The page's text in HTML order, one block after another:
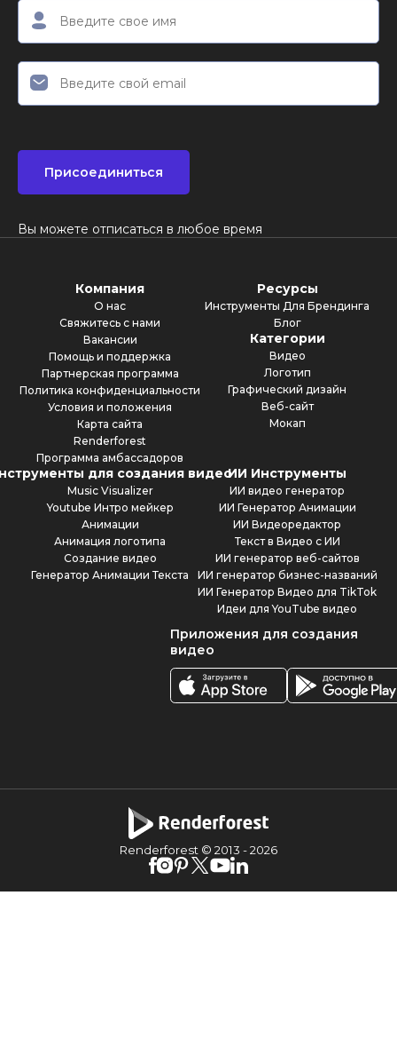
Присоединиться
Вы можете отписаться в любое время
Компания
О нас
Свяжитесь с нами
Вакансии
Помощь и поддержка
Партнерская программа
Политика конфиденциальности
Условия и положения
Карта сайта
Renderforest
Программа амбассадоров
Ресурсы
Инструменты Для Брендинга
Блог
Категории
Видео
Логотип
Графический дизайн
Веб-сайт
Мокап
для создания видео
Music Visualizer
Youtube Интро мейкер
Анимации
Анимация логотипа
Создание видео
Генератор Анимации Текста
ИИ Инструменты
ИИ видео генератор
ИИ Генератор Анимации
ИИ Видеоредактор
Текст в Видео с ИИ
ИИ генератор веб-сайтов
ИИ генератор бизнес-названий
ИИ Генератор Видео для TikTok
Идеи для YouTube видео
Приложения для создания
видео
Renderforest © 2013 -2026